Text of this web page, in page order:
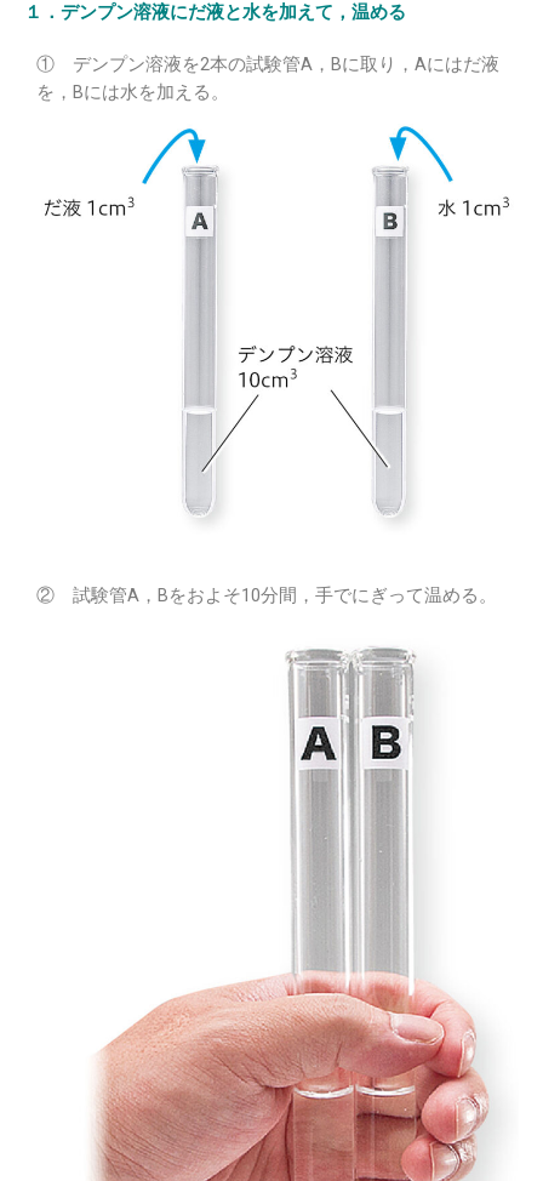
１．デンプン溶液にだ液と水を加えて，温める
① デンプン溶液を2本の試験管A，Bに取り，Aにはだ液
を，Bには水を加える。
② 試験管A，Bをおよそ10分間，手でにぎって温める。